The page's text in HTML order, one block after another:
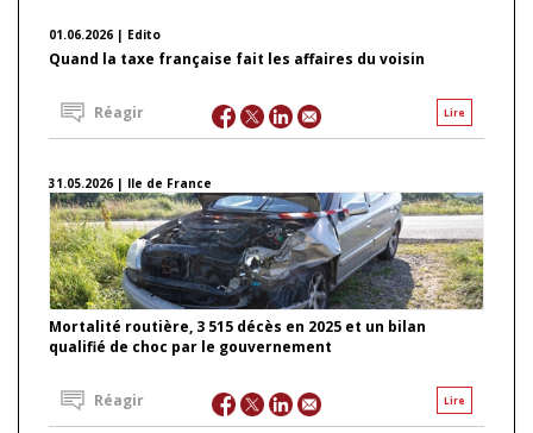
01.06.2026 | Edito
Quand la taxe française fait les affaires du voisin
Lire
Réagir
31.05.2026 | Ile de France
Mortalité routière, 3 515 décès en 2025 et un bilan
qualifié de choc par le gouvernement
Lire
Réagir